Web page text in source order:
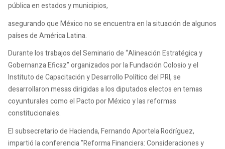
pública en estados y municipios,
asegurando que México no se encuentra en la situación de algunos
países de América Latina.
Durante los trabajos del Seminario de “Alineación Estratégica y
Gobernanza Eficaz” organizados por la Fundación Colosio y el
Instituto de Capacitación y Desarrollo Político del PRI, se
desarrollaron mesas dirigidas a los diputados electos en temas
coyunturales como el Pacto por México y las reformas
constitucionales.
El subsecretario de Hacienda, Fernando Aportela Rodríguez,
impartió la conferencia "Reforma Financiera: Consideraciones y